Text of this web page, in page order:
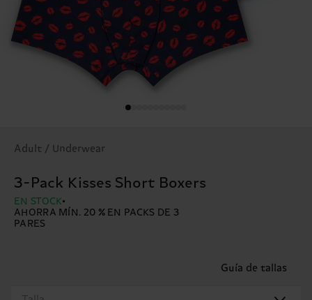
Adult / Underwear
3-Pack Kisses Short Boxers
EN STOCK
AHORRA MÍN. 20 % EN PACKS DE 3
PARES
Guía de tallas